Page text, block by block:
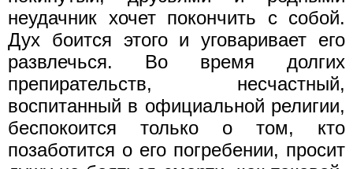
неудачник хочет покончить с собой.
Дух боится этого и уговаривает его
развлечься. Во время долгих
препирательств, несчастный,
воспитанный в официальной религии,
беспокоится только о том, кто
позаботится о его погребении, просит